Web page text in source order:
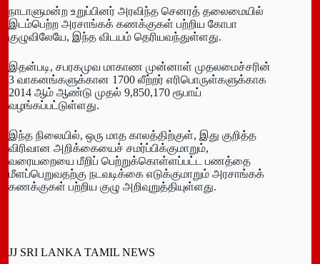
நாடாளுமன்ற உறுப்பினர் அரவிந்த செனரத் தலைமையில்
இடம்பெற்ற அரசாங்கக் கணக்குகள் பற்றிய கோபா
குழுவிலேயே, இந்த விடயம் தெரியவந்துள்ளது.
இதன்படி, சபரகமுவ மாகாண முன்னாள் முதலமைச்சரின்
3 வாகனங்களுக்கான 1700 லீற்றர் எரிபொருள்களுக்காக
2014 ஆம் ஆண்டு முதல் 9,850,170 ரூபாய்
வழங்கப்பட்டுள்ளது.
இந்த நிலையில், ஒரு மாத காலத்திற்குள், இது குறித்த
விரிவான அறிக்கையைச் சமர்ப்பிக்குமாறும்,
வரையறையை மீறிப் பெற்றுக்கொள்ளப்பட்ட பணத்தை
மீளப்பெறுவதற்கு நடவடிக்கை எடுக்குமாறும் அரசாங்கக்
கணக்குகள் பற்றிய குழு அறிவுறுத்தியுள்ளது.
JJ SRI LANKA TAMIL NEWS